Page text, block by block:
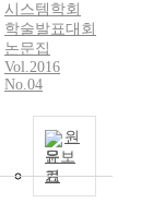
시스템학회
학술발표대회
논문집
Vol.2016
No.04
원
문보
기